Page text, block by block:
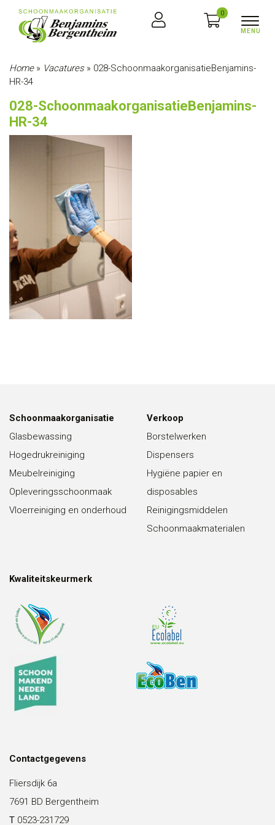
0
Home» Vacatures» 028-SchoonmaakorganisatieBenjamins-
HR-34
028-SchoonmaakorganisatieBenjamins-
HR-34
Schoonmaakorganisatie
Glasbewassing
Hogedrukreiniging
Meubelreiniging
Opleveringsschoonmaak
Vloerreiniging en onderhoud
Verkoop
Borstelwerken
Dispensers
Hygiëne papier en
disposables
Reinigingsmiddelen
Schoonmaakmaterialen
Kwaliteitskeurmerk
Contactgegevens
Fliersdijk 6a
7691 BD Bergentheim
T 0523-231729